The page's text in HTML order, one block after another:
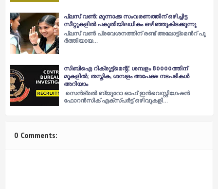
പ്ലസ് വണ്‍: മു​ന്നാ​ക്ക സം​വ​ര​ണ​ത്തി​ന് ഒഴിച്ചിട്ട
സീറ്റുകളില്‍ പകുതിയിലധികം ഒഴിഞ്ഞുകിടക്കുന്നു
പ്ലസ് വണ്‍ പ്രവേശനത്തിന് ര​ണ്ട്​ അ​ലോ​ട്ട്​​മെ​ന്‍റ്​ പൂ​
ര്‍​ത്തി​യാ​യ…
സിബിഐ റിക്രൂട്ട്മെന്റ്; ശമ്പളം 80000ത്തിന്
മുകളിൽ; തസ്തിക, ശമ്പളം അപേക്ഷ നടപടികൾ
അറിയാം
സെൻട്രൽ ബ്യൂറോ ഓഫ് ഇൻവെസ്റ്റി​ഗേഷൻ
ഫോറൻസിക് എക്സ്പർട്ട് ഒഴിവുകളി…
0 Comments: